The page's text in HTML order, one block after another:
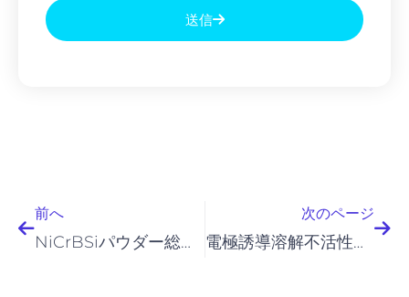
ル
送信
前へ
NiCrBSiパウダー総合ガイド
次のページ
電極誘導溶解不活性ガス